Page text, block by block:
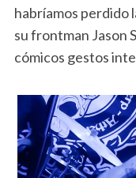
habríamos perdido
su frontman Jason
cómicos gestos